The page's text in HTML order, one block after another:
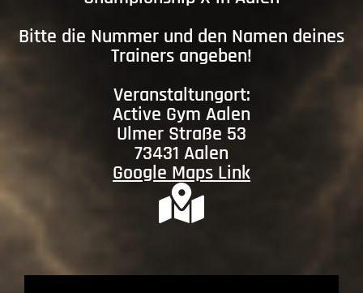
Bitte die Nummer und den Namen deines
Trainers angeben!
Veranstaltungort:
Active Gym Aalen
Ulmer Straße 53
73431 Aalen
Google Maps Link